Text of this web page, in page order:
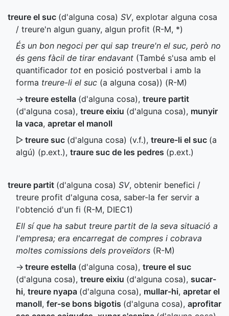
treure el suc (d'alguna cosa) SV, explotar alguna cosa
/ treure'n algun guany, algun profit (R-M, *)
És un bon negoci per qui sap treure'n el suc, però no
és gens fàcil de tirar endavant (També s'usa amb el
quantificador tot en posició postverbal i amb la
forma treure-li el suc (a alguna cosa)) (R-M)
→ treure estella (d'alguna cosa), treure partit
(d'alguna cosa), treure eixiu (d'alguna cosa), munyir
la vaca, apretar el manoll
▷ treure suc (d'alguna cosa) (v.f.), treure-li el suc (a
algú) (p.ext.), traure suc de les pedres (p.ext.)
treure partit (d'alguna cosa) SV, obtenir benefici /
treure profit d'alguna cosa, saber-la fer servir a
l'obtenció d'un fi (R-M, DIEC1)
Ell sí que ha sabut treure partit de la seva situació a
l'empresa; era encarregat de compres i cobrava
moltes comissions dels proveïdors (R-M)
→ treure estella (d'alguna cosa), treure el suc
(d'alguna cosa), treure eixiu (d'alguna cosa), sucar-
hi, treure nyapa (d'alguna cosa), mullar-hi, apretar el
manoll, fer-se bons bigotis (d'alguna cosa), aprofitar